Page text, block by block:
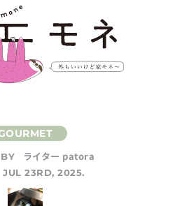
ライター patora
JUL 23RD, 2025.